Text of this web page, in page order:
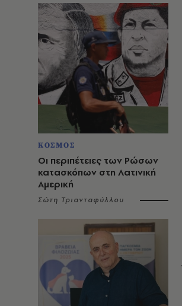
ΚΟΣΜΟΣ
Οι περιπέτειες των Ρώσων
κατασκόπων στη Λατινική
Αμερική
Σώτη Τριανταφύλλου